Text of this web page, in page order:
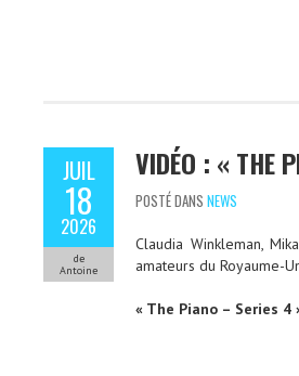
JUIL
18
2026
de
Antoine
VIDÉO : « THE
POSTÉ DANS NEWS
Claudia Winkleman,
amateurs du Royaume-
« The Piano – Series 4